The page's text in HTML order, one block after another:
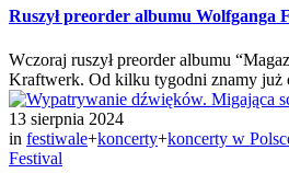
Ruszył preorder albumu Wolfganga
Wczoraj ruszył preorder albumu
Kraftwerk. Od kilku tygodni znamy już
13 sierpnia 2024
in festiwale+koncerty+koncerty w
Festival